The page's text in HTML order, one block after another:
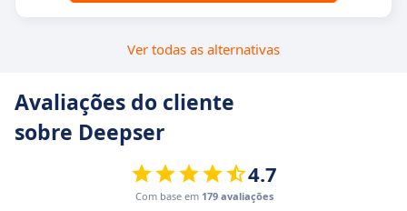
Ver todas as alternativas
Avaliações do cliente
sobre Deepser
4.7
Com base em 179 avaliações